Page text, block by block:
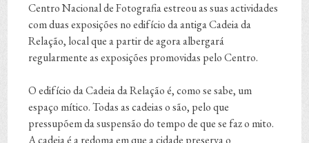
Centro Nacional de Fotografia estreou as suas actividades
com duas exposições no edifício da antiga Cadeia da
Relação, local que a partir de agora albergará
regularmente as exposições promovidas pelo Centro.
O edifício da Cadeia da Relação é, como se sabe, um
espaço mítico. Todas as cadeias o são, pelo que
pressupõem da suspensão do tempo de que se faz o mito.
A cadeia é a redoma em que a cidade preserva o